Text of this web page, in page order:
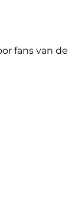
fans van de